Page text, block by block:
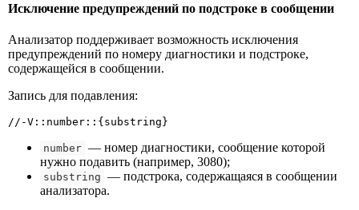
Исключение предупреждений по подстроке в сообщении
Анализатор поддерживает возможность исключения
предупреждений по номеру диагностики и подстроке,
содержащейся в сообщении.
Запись для подавления:
//-V::number::{substring}
number — номер диагностики, сообщение которой
нужно подавить (например, 3080);
substring — подстрока, содержащаяся в сообщении
анализатора.